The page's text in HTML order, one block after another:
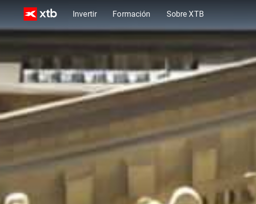
Invertir Formación Sobre XTB